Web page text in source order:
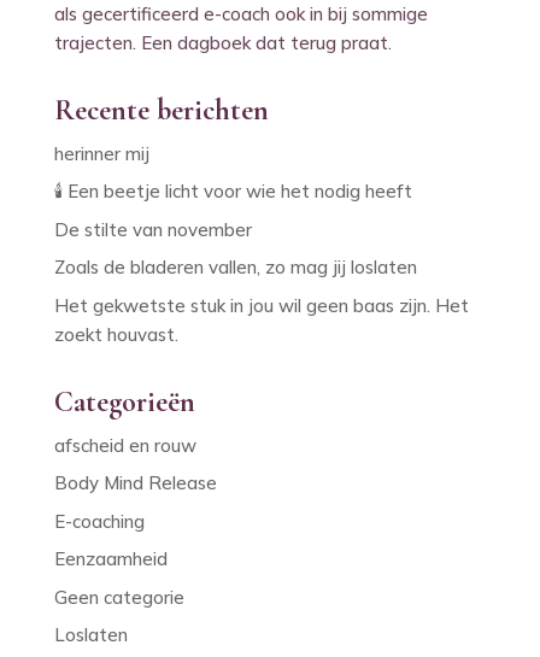
als gecertificeerd e-coach ook in bij sommige
trajecten. Een dagboek dat terug praat.
Recente berichten
herinner mij
🕯️ Een beetje licht voor wie het nodig heeft
De stilte van november
Zoals de bladeren vallen, zo mag jij loslaten
Het gekwetste stuk in jou wil geen baas zijn. Het
zoekt houvast.
Categorieën
afscheid en rouw
Body Mind Release
E-coaching
Eenzaamheid
Geen categorie
Loslaten